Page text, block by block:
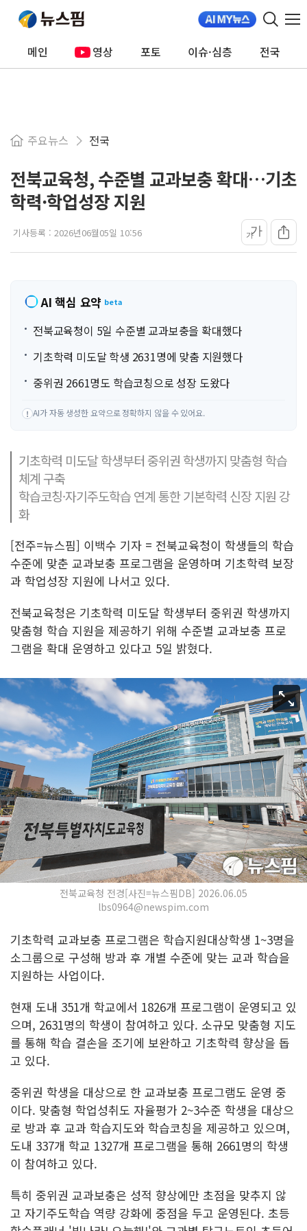
메인 영상 포토 이슈·심층 전국
주요뉴스 전국
전북교육청, 수준별 교과보충 확대…기초
학력·학업성장 지원
기사등록 : 2026년06월05일 10:56 가가
AI 핵심 요약 beta
전북교육청이 5일 수준별 교과보충을 확대했다
기초학력 미도달 학생 2631명에 맞춤 지원했다
중위권 2661명도 학습코칭으로 성장 도왔다
! AI가 자동 생성한 요약으로 정확하지 않을 수 있어요.
기초학력 미도달 학생부터 중위권 학생까지 맞춤형 학습
체계 구축
학습코칭·자기주도학습 연계 통한 기본학력 신장 지원 강
화
[전주=뉴스핌] 이백수 기자 = 전북교육청이 학생들의 학습
수준에 맞춘 교과보충 프로그램을 운영하며 기초학력 보장
과 학업성장 지원에 나서고 있다.
전북교육청은 기초학력 미도달 학생부터 중위권 학생까지
맞춤형 학습 지원을 제공하기 위해 수준별 교과보충 프로
그램을 확대 운영하고 있다고 5일 밝혔다.
전북교육청 전경[사진=뉴스핌DB] 2026.06.05
lbs0964@newspim.com
기초학력 교과보충 프로그램은 학습지원대상학생 1~3명을
소그룹으로 구성해 방과 후 개별 수준에 맞는 교과 학습을
지원하는 사업이다.
현재 도내 351개 학교에서 1826개 프로그램이 운영되고 있
으며, 2631명의 학생이 참여하고 있다. 소규모 맞춤형 지도
를 통해 학습 결손을 조기에 보완하고 기초학력 향상을 돕
고 있다.
중위권 학생을 대상으로 한 교과보충 프로그램도 운영 중
이다. 맞춤형 학업성취도 자율평가 2~3수준 학생을 대상으
로 방과 후 교과 학습지도와 학습코칭을 제공하고 있으며,
도내 337개 학교 1327개 프로그램을 통해 2661명의 학생
이 참여하고 있다.
특히 중위권 교과보충은 성적 향상에만 초점을 맞추지 않
고 자기주도학습 역량 강화에 중점을 두고 운영된다. 초등